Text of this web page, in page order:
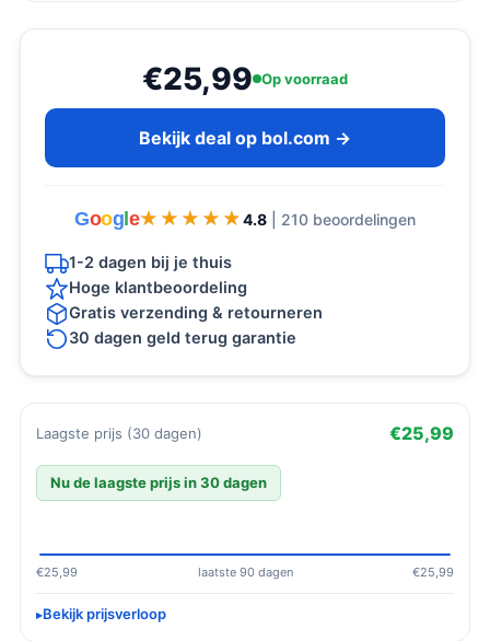
€25,99 Op voorraad
Bekijk deal op bol.com →
Goog e★★★★★
★★★★★ 4.8 | 210 beoordelingen
1-2 dagen bij je thuis
Hoge klantbeoordeling
Gratis verzending & retourneren
30 dagen geld terug garantie
Laagste prijs (30 dagen) €25,99
Nu de laagste prijs in 30 dagen
€25,99 laatste 90 dagen €25,99
Bekijk prijsverloop